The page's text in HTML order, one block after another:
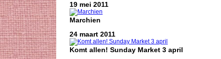
19 mei 2011
Marchien
24 maart 2011
Komt allen! Sunday Market 3 april